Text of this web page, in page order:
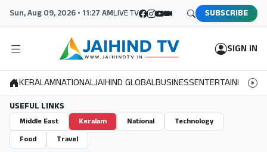
Sun, Aug 09, 2026 • 11:27 AMLIVE TV SUBSCRIBE
SIGN IN
KERALAMNATIONALJAIHIND GLOBALBUSINESSENTERTAINMENT
USEFUL LINKS
Middle East Keralam National
Technology
Food
Travel